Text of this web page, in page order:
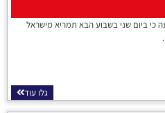
כי ביום שני בשבוע הבא תמריא מישראל
גלו עוד